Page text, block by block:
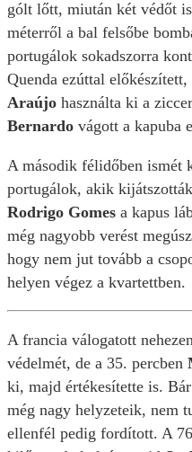
gólt lőtt, miután két védőt
méterről a bal felsőbe
portugálok sokadszorra
Quenda ezúttal előkészített,
Araújo használta ki a
Bernardo vágott a kapuba
A második félidőben ismét
portugálok, akik
Rodrigo Gomes a kapus
még nagyobb verést
hogy nem jut tovább a
helyen végez a kvartettben.
A francia válogatott
védelmét, de a 35. percben
ki, majd értékesítette is.
még nagy helyzeteik, nem
ellenfél pedig fordított. A